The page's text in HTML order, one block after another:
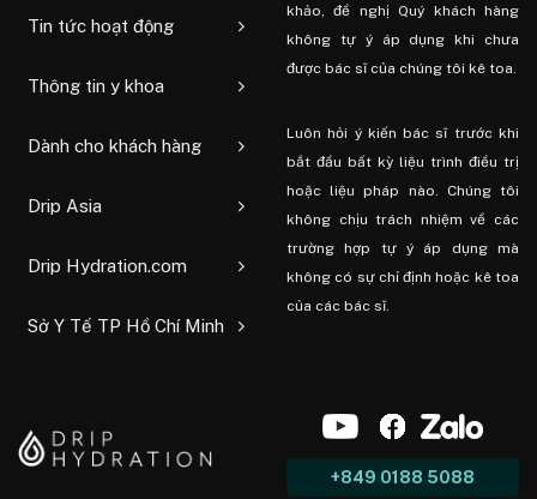
Tin tức hoạt động
Thông tin y khoa
Dành cho khách hàng
Drip Asia
Drip Hydration.com
Sở Y Tế TP Hồ Chí Minh
khảo, đề nghị Quý khách hàng
không tự ý áp dụng khi chưa
được bác sĩ của chúng tôi kê toa.
Luôn hỏi ý kiến ​​bác sĩ trước khi
bắt đầu bất kỳ liệu trình điều trị
hoặc liệu pháp nào. Chúng tôi
không chịu trách nhiệm về các
trường hợp tự ý áp dụng mà
không có sự chỉ định hoặc kê toa
của các bác sĩ.
+849 0188 5088